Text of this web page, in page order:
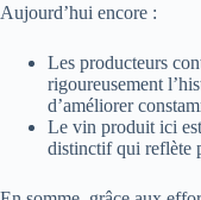
Aujourd’hui encore :
Les producteurs
rigoureusement
d’améliorer
Le vin produit ici
distinctif qui reflète